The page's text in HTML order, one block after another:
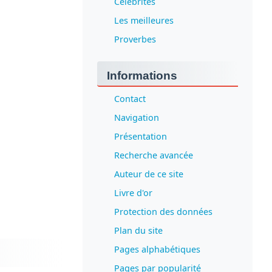
Les meilleures
Proverbes
Informations
Contact
Navigation
Présentation
Recherche avancée
Auteur de ce site
Livre d'or
Protection des données
Plan du site
Pages alphabétiques
Pages par popularité